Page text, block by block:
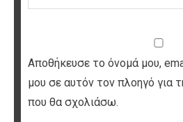
Αποθήκευσε το όνομά μου,
μου σε αυτόν τον πλοηγό για
που θα σχολιάσω.